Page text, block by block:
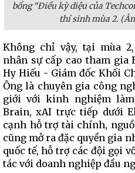
bổng “Điều kỳ diệu của
thí sinh mùa 2.
Không chỉ vậy, tại mùa
nhân sự cấp cao tham gia
Hy Hiếu - Giám đốc Khối
Ông là chuyên gia công
giới với kinh nghiệm
Brain, xAI trực tiếp dưới
cạnh hỗ trợ tài chính,
cũng mở ra đặc quyền gia
quốc tế, hỗ trợ các đội gọi
tác với doanh nghiệp đầu